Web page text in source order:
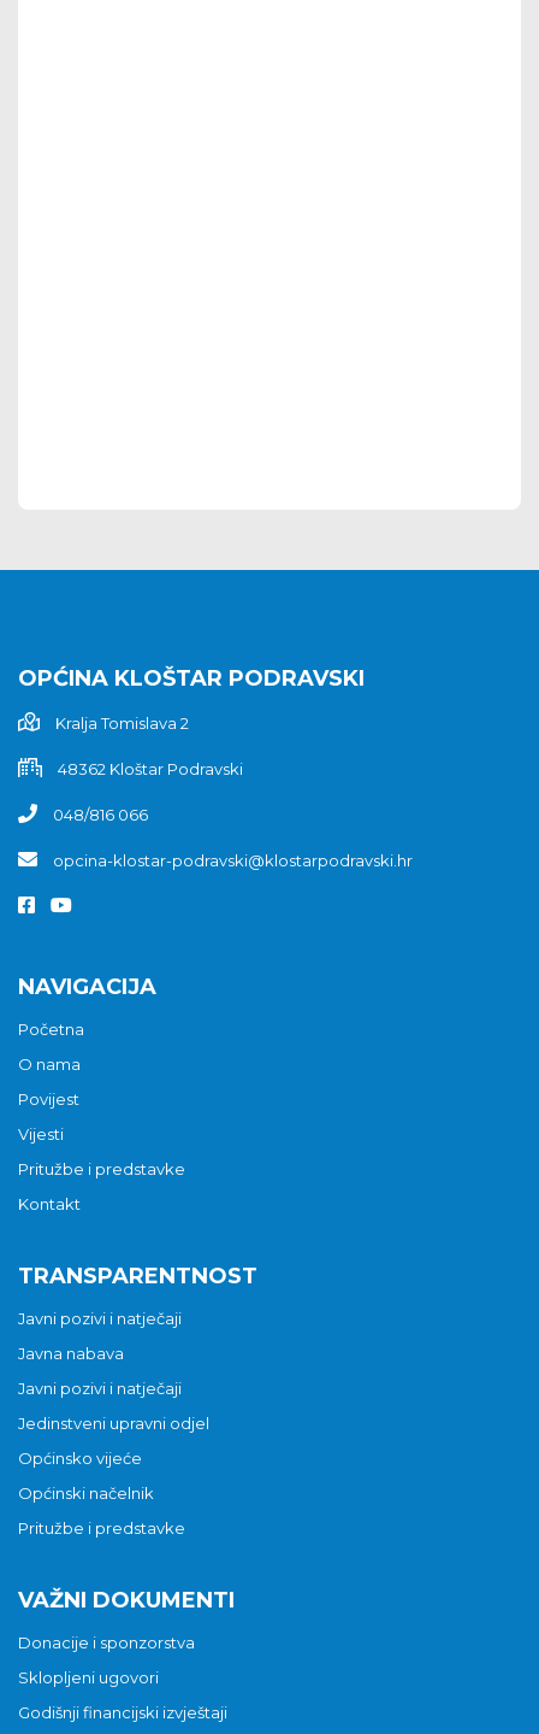
OPĆINA KLOŠTAR PODRAVSKI
Kralja Tomislava 2
48362 Kloštar Podravski
048/816 066
opcina-klostar-podravski@klostarpodravski.hr
NAVIGACIJA
Početna
O nama
Povijest
Vijesti
Pritužbe i predstavke
Kontakt
TRANSPARENTNOST
Javni pozivi i natječaji
Javna nabava
Javni pozivi i natječaji
Jedinstveni upravni odjel
Općinsko vijeće
Općinski načelnik
Pritužbe i predstavke
VAŽNI DOKUMENTI
Donacije i sponzorstva
Sklopljeni ugovori
Godišnji financijski izvještaji